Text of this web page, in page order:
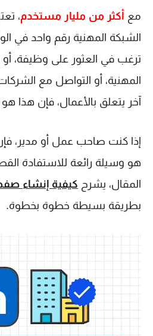
مع أكثر من مليار مستخدم
الشبكة المهنية رقم واحد في
ترغب في العثور على وظيفة، أو
المهنية، أو التواصل مع
آخر يتعلق بالأعمال، فإن هذا
إذا كنت صاحب عمل أو مدير،
هو وسيلة رائعة للاستفادة
المقال، يشرح كيفية إنشاء
بطريقة بسيطة خطوة بخطوة.